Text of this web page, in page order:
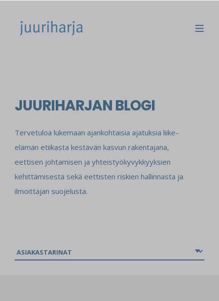
JUURIHARJAN BLOGI
Tervetuloa lukemaan ajankohtaisia ajatuksia liike-
elämän etiikasta kestävän kasvun rakentajana,
eettisen johtamisen ja yhteistyökyvykkyyksien
kehittämisestä sekä eettisten riskien hallinnasta ja
ilmoittajan suojelusta.